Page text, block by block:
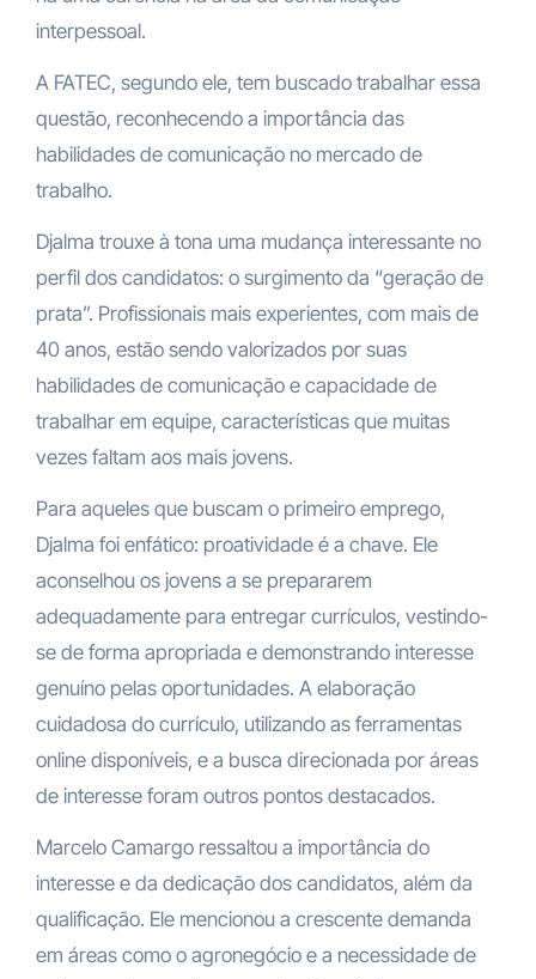
interpessoal.
A FATEC, segundo ele, tem buscado trabalhar essa
questão, reconhecendo a importância das
habilidades de comunicação no mercado de
trabalho.
Djalma trouxe à tona uma mudança interessante no
perfil dos candidatos: o surgimento da “geração de
prata”. Profissionais mais experientes, com mais de
40 anos, estão sendo valorizados por suas
habilidades de comunicação e capacidade de
trabalhar em equipe, características que muitas
vezes faltam aos mais jovens.
Para aqueles que buscam o primeiro emprego,
Djalma foi enfático: proatividade é a chave. Ele
aconselhou os jovens a se prepararem
adequadamente para entregar currículos, vestindo-
se de forma apropriada e demonstrando interesse
genuíno pelas oportunidades. A elaboração
cuidadosa do currículo, utilizando as ferramentas
online disponíveis, e a busca direcionada por áreas
de interesse foram outros pontos destacados.
Marcelo Camargo ressaltou a importância do
interesse e da dedicação dos candidatos, além da
qualificação. Ele mencionou a crescente demanda
em áreas como o agronegócio e a necessidade de